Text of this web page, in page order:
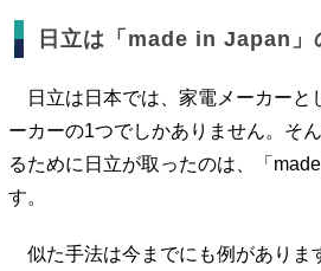
日立は「made in Japan」
日立は日本では、家電メーカーと
ーカーの1つでしかありません。そ
るために日立が取ったのは、「
す。
似た手法は今までにも例がありま